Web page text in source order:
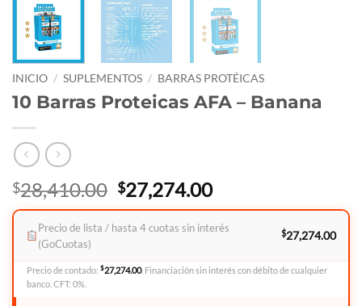
INICIO / SUPLEMENTOS / BARRAS PROTÉICAS
10 Barras Proteicas AFA – Banana
$28,410.00 El
precio
original
$28,410.00.
$27,274.00El
precio
actual
$27,274.00.
Precio de lista / hasta 4 cuotas sin interés
(GoCuotas)
$27,274.00
Precio de contado: $27,274.00. Financiación sin interés con débito de cualquier
banco. CFT: 0%.